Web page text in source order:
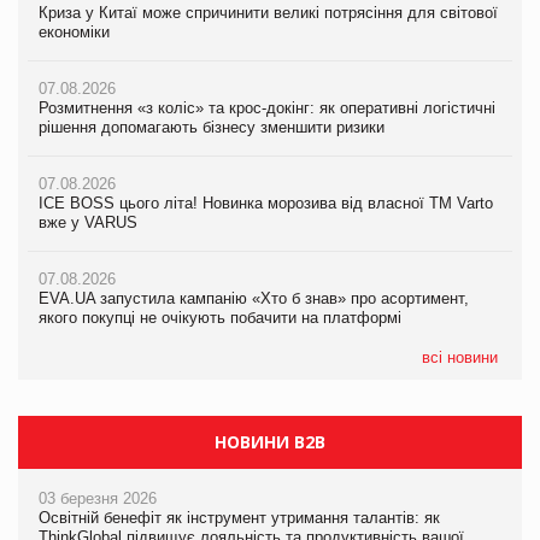
Криза у Китаї може спричинити великі потрясіння для світової
економіки
07.08.2026
Розмитнення «з коліс» та крос-докінг: як оперативні логістичні
рішення допомагають бізнесу зменшити ризики
07.08.2026
ICE BOSS цього літа! Новинка морозива від власної ТМ Varto
вже у VARUS
07.08.2026
EVA.UA запустила кампанію «Хто б знав» про асортимент,
якого покупці не очікують побачити на платформі
всі новини
07.08.2026
ICE BOSS цього літа! Новинка морозива від власної ТМ Varto
07.08.2026
EVA.UA запустила кампанію «Хто б знав» про асортимент,
06.08.2026
Смачна новинка для хвостатих: у VARUS з’явилися паучі
05.08.2026
Мережа супермаркетів VARUS купує мережу магазинів
Криза у Китаї може спричинити великі потрясіння для світової
економіки
07.08.2026
Kraft Heinz скоротила збиток у першому півріччі
Продажі Hugo Boss впали на 9%
НОВИНИ B2B
03 березня 2026
Освітній бенефіт як інструмент утримання талантів: як